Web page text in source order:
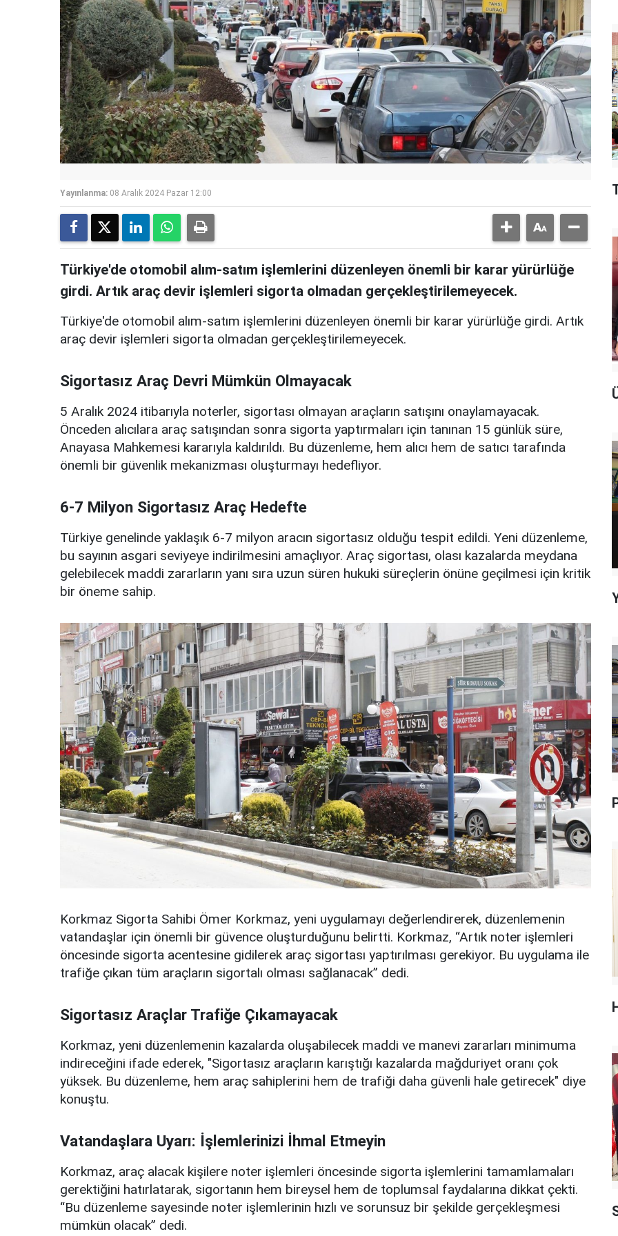
Yayınlanma: 08 Aralık 2024 Pazar 12:00
Türkiye'de otomobil alım-satım işlemlerini düzenleyen önemli bir karar yürürlüğe
girdi. Artık araç devir işlemleri sigorta olmadan gerçekleştirilemeyecek.
Türkiye'de otomobil alım-satım işlemlerini düzenleyen önemli bir karar yürürlüğe girdi. Artık
araç devir işlemleri sigorta olmadan gerçekleştirilemeyecek.
Sigortasız Araç Devri Mümkün Olmayacak
5 Aralık 2024 itibarıyla noterler, sigortası olmayan araçların satışını onaylamayacak.
Önceden alıcılara araç satışından sonra sigorta yaptırmaları için tanınan 15 günlük süre,
Anayasa Mahkemesi kararıyla kaldırıldı. Bu düzenleme, hem alıcı hem de satıcı tarafında
önemli bir güvenlik mekanizması oluşturmayı hedefliyor.
6-7 Milyon Sigortasız Araç Hedefte
Türkiye genelinde yaklaşık 6-7 milyon aracın sigortasız olduğu tespit edildi. Yeni düzenleme,
bu sayının asgari seviyeye indirilmesini amaçlıyor. Araç sigortası, olası kazalarda meydana
gelebilecek maddi zararların yanı sıra uzun süren hukuki süreçlerin önüne geçilmesi için kritik
bir öneme sahip.
Korkmaz Sigorta Sahibi Ömer Korkmaz, yeni uygulamayı değerlendirerek, düzenlemenin
vatandaşlar için önemli bir güvence oluşturduğunu belirtti. Korkmaz, “Artık noter işlemleri
öncesinde sigorta acentesine gidilerek araç sigortası yaptırılması gerekiyor. Bu uygulama ile
trafiğe çıkan tüm araçların sigortalı olması sağlanacak” dedi.
Sigortasız Araçlar Trafiğe Çıkamayacak
Korkmaz, yeni düzenlemenin kazalarda oluşabilecek maddi ve manevi zararları minimuma
indireceğini ifade ederek, "Sigortasız araçların karıştığı kazalarda mağduriyet oranı çok
yüksek. Bu düzenleme, hem araç sahiplerini hem de trafiği daha güvenli hale getirecek" diye
konuştu.
Vatandaşlara Uyarı: İşlemlerinizi İhmal Etmeyin
Korkmaz, araç alacak kişilere noter işlemleri öncesinde sigorta işlemlerini tamamlamaları
gerektiğini hatırlatarak, sigortanın hem bireysel hem de toplumsal faydalarına dikkat çekti.
“Bu düzenleme sayesinde noter işlemlerinin hızlı ve sorunsuz bir şekilde gerçekleşmesi
mümkün olacak” dedi.